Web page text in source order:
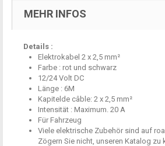
MEHR INFOS
Details :
Elektrokabel 2 x 2,5 mm²
Farbe : rot und schwarz
12/24 Volt DC
Länge : 6M
Kapitelde câble: 2 x 2,5 mm²
Intensität : Maximum. 20 A
Für Fahrzeug
Viele elektrische Zubehör sind auf
Zögern Sie nicht, unseren Katalog zu